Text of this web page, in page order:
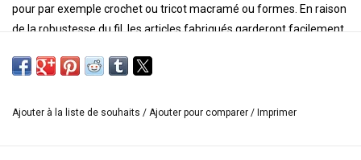
pour par exemple crochet ou tricot macramé ou formes. En raison
de la robustesse du fil, les articles fabriqués garderont facilement
Le fil est disponible en 11 couleurs différentes. Le fil a une
Ajouter à la liste de souhaits / Ajouter pour comparer / Imprimer